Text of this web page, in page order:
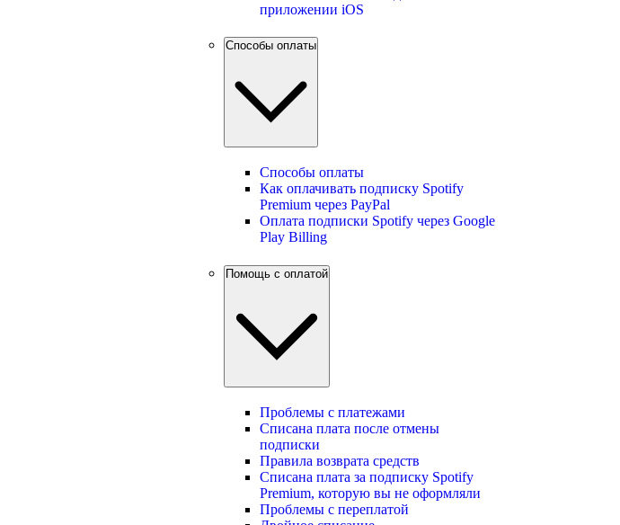
приложении iOS
Способы оплаты
Способы оплаты
Как оплачивать подписку Spotify
Premium через PayPal
Оплата подписки Spotify через Google
Play Billing
Помощь с оплатой
Проблемы с платежами
Списана плата после отмены
подписки
Правила возврата средств
Списана плата за подписку Spotify
Premium, которую вы не оформляли
Проблемы с переплатой